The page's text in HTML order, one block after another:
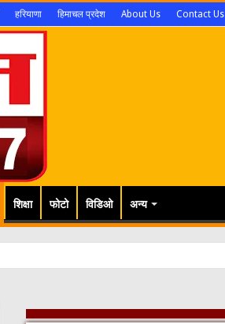
हरियाणा हिमाचल प्रदेश About Us Contact Us
शिक्षा फोटो विडिओ अन्य